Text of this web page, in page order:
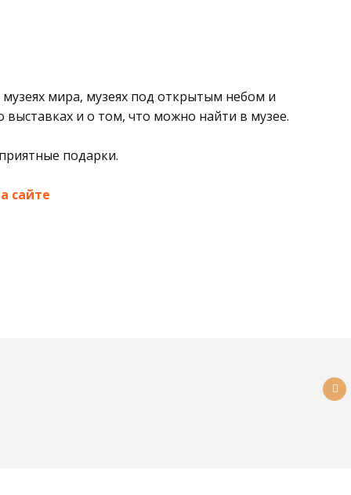
мира, музеях под открытым небом и
выставках и о том, что можно найти в музее.
подарки.
сайте